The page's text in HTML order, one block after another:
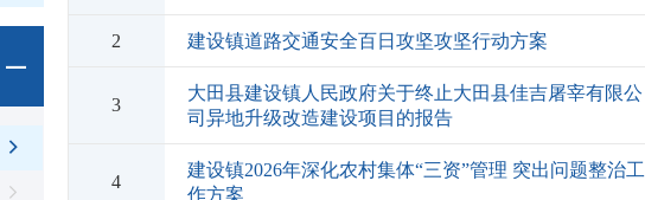
2 建设镇道路交通安全百日攻坚攻坚行动方案
3
大田县建设镇人民政府关于终止大田县佳吉屠宰有限公
司异地升级改造建设项目的报告
4
建设镇2026年深化农村集体“三资”管理 突出问题整治工
作方案